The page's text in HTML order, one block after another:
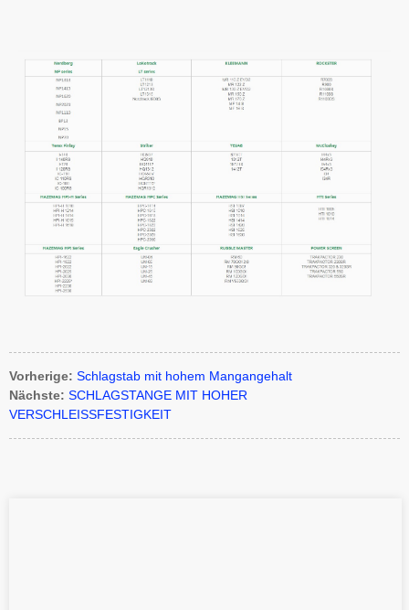
Vorherige: Schlagstab mit hohem Mangangehalt
Nächste: SCHLAGSTANGE MIT HOHER
VERSCHLEISSFESTIGKEIT